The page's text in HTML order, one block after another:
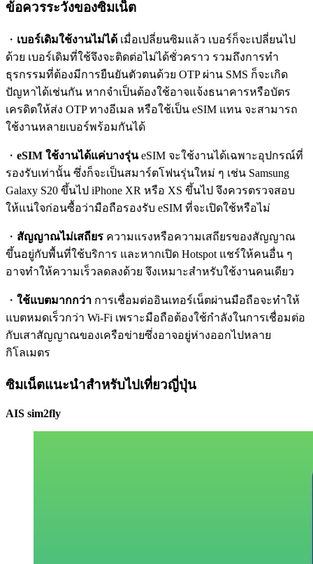
ข้อควรระวังของซิมเน็ต
・ เบอร์เดิมใช้งานไม่ได้ เมื่อเปลี่ยนซิมแล้ว เบอร์ก็จะเปลี่ยนไป
ด้วย เบอร์เดิมที่ใช้จึงจะติดต่อไม่ได้ชั่วคราว รวมถึงการทำ
ธุรกรรมที่ต้องมีการยืนยันตัวตนด้วย OTP ผ่าน SMS ก็จะเกิด
ปัญหาได้เช่นกัน หากจำเป็นต้องใช้อาจแจ้งธนาคารหรือบัตร
เครดิตให้ส่ง OTP ทางอีเมล หรือใช้เป็น eSIM แทน จะสามารถ
ใช้งานหลายเบอร์พร้อมกันได้
・ eSIM ใช้งานได้แค่บางรุ่นeSIM จะใช้งานได้เฉพาะอุปกรณ์ที่
รองรับเท่านั้น ซึ่งก็จะเป็นสมาร์ตโฟนรุ่นใหม่ ๆ เช่น Samsung
Galaxy S20 ขึ้นไป iPhone XR หรือ XS ขึ้นไป จึงควรตรวจสอบ
ให้แน่ใจก่อนซื้อว่ามือถือรองรับ eSIM ที่จะเปิดใช้หรือไม่
・ สัญญาณไม่เสถียร ความแรงหรือความเสถียรของสัญญาณ
ขึ้นอยู่กับพื้นที่ใช้บริการ และหากเปิด Hotspot แชร์ให้คนอื่น ๆ
อาจทำให้ความเร็วลดลงด้วย จึงเหมาะสำหรับใช้งานคนเดียว
・ ใช้แบตมากกว่า การเชื่อมต่ออินเทอร์เน็ตผ่านมือถือจะทำให้
แบตหมดเร็วกว่า Wi-Fi เพราะมือถือต้องใช้กำลังในการเชื่อมต่อ
กับเสาสัญญาณของเครือข่ายซึ่งอาจอยู่ห่างออกไปหลาย
กิโลเมตร
ซิมเน็ตแนะนำสำหรับไปเที่ยวญี่ปุ่น
AIS sim2fly